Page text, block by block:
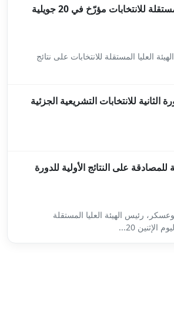
العليا المستقلة للانتخابات مؤرّخ في 20 جويلية